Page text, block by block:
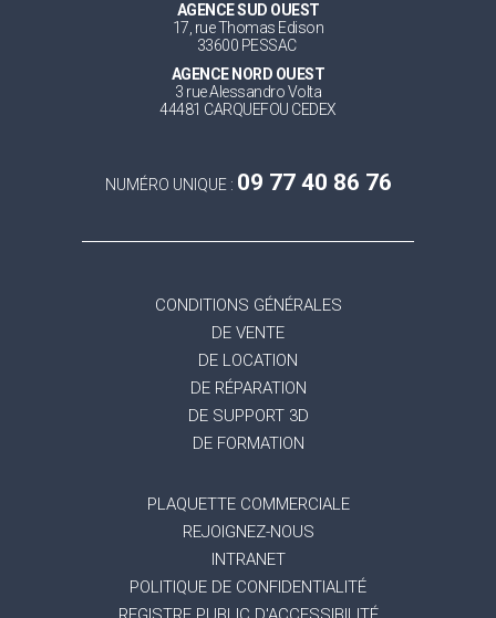
AGENCE SUD OUEST
17, rue Thomas Edison
33600 PESSAC
AGENCE NORD OUEST
3 rue Alessandro Volta
44481 CARQUEFOU CEDEX
NUMÉRO UNIQUE : 09 77 40 86 76
CONDITIONS GÉNÉRALES
DE VENTE
DE LOCATION
DE RÉPARATION
DE SUPPORT 3D
DE FORMATION
PLAQUETTE COMMERCIALE
REJOIGNEZ-NOUS
INTRANET
POLITIQUE DE CONFIDENTIALITÉ